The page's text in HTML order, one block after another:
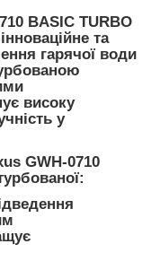
BASIC TURBO
та
гарячої води
високу
у
GWH-0710